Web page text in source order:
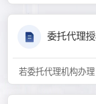
委托代理
若委托代理机构办理